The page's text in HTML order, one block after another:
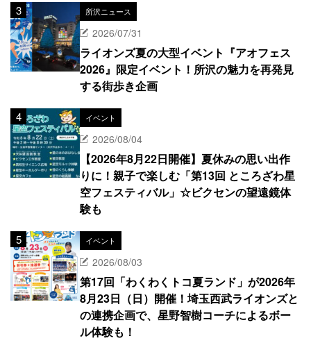
所沢ニュース
2026/07/31
ライオンズ夏の大型イベント『アオフェス
2026』限定イベント！所沢の魅力を再発見
する街歩き企画
イベント
2026/08/04
【2026年8月22日開催】夏休みの思い出作
りに！親子で楽しむ「第13回 ところざわ星
空フェスティバル」☆ビクセンの望遠鏡体
験も
イベント
2026/08/03
第17回「わくわくトコ夏ランド」が2026年
8月23日（日）開催！埼玉西武ライオンズと
の連携企画で、星野智樹コーチによるボー
ル体験も！